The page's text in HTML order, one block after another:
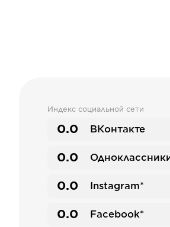
Индекс социальной сети
0.0 ВКонтакте
0.0
0.0 Instagram*
0.0 Facebook*